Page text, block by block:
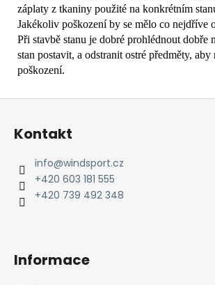
záplaty z tkaniny použité na konkrétním
Jakékoliv poškození by se mělo co nejdříve
Při stavbě stanu je dobré prohlédnout dobře
stan postavit, a odstranit ostré předměty, aby
poškození.
Z
Kontakt
info@windsport.cz
+420 603 181 555
+420 739 492 348
Informace